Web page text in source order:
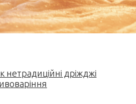
нетрадиційні дріжджі